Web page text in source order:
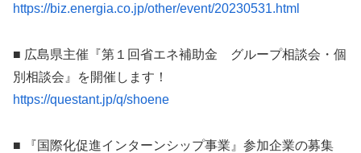
https://biz.energia.co.jp/other/event/20230531.html
■ 広島県主催『第１回省エネ補助金 グループ相談会・個
別相談会』を開催します！
https://questant.jp/q/shoene
■ 『国際化促進インターンシップ事業』参加企業の募集